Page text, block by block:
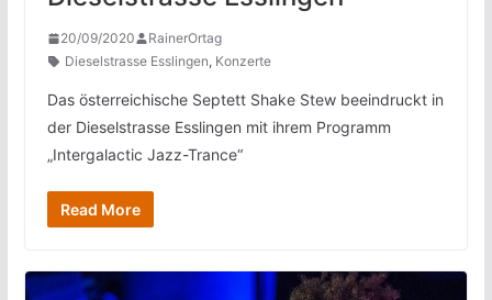
20/09/2020
RainerOrtag
Dieselstrasse Esslingen, Konzerte
Das österreichische Septett Shake Stew beeindruckt in
der Dieselstrasse Esslingen mit ihrem Programm
„Intergalactic Jazz-Trance“
Read More